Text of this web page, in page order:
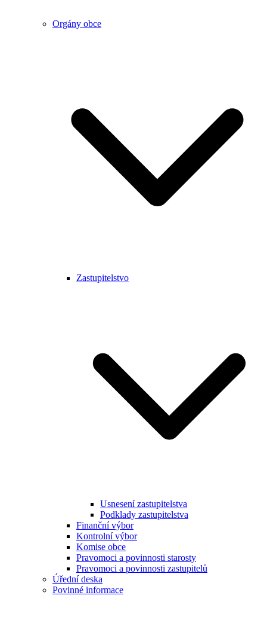
Orgány obce
Zastupitelstvo
Usnesení zastupitelstva
Podklady zastupitelstva
Finanční výbor
Kontrolní výbor
Komise obce
Pravomoci a povinnosti starosty
Pravomoci a povinnosti zastupitelů
Úřední deska
Povinné informace